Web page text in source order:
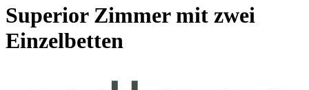
Superior Zimmer mit zwei
Einzelbetten